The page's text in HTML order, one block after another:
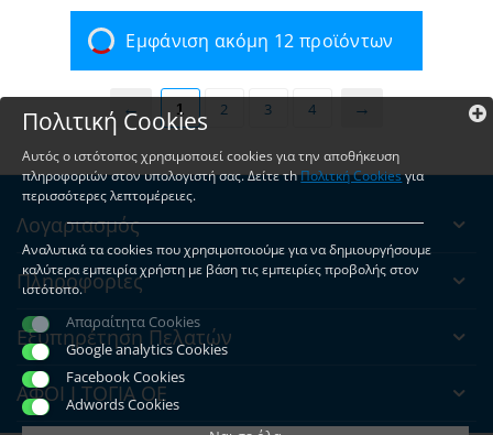
Εμφάνιση ακόμη 12 προϊόντων
1 2 3 4
Λογαριασμός
Πληροφορίες
Εξυπηρέτηση Πελατών
ΑΦΟΙ Ι ΤΟΓΙΑ ΟΕ
Πολιτική Cookies
Αυτός ο ιστότοπος χρησιμοποιεί cookies για την αποθήκευση
πληροφοριών στον υπολογιστή σας. Δείτε τhΠολιτκή Cookiesγια
περισσότερες λεπτομέρειες.
Αναλυτικά τα cookies που χρησιμοποιούμε για να δημιουργήσουμε
καλύτερα εμπειρία χρήστη με βάση τις εμπειρίες προβολής στον
ιστότοπο.
Απαραίτητα Cookies
Google analytics Cookies
Facebook Cookies
Adwords Cookies